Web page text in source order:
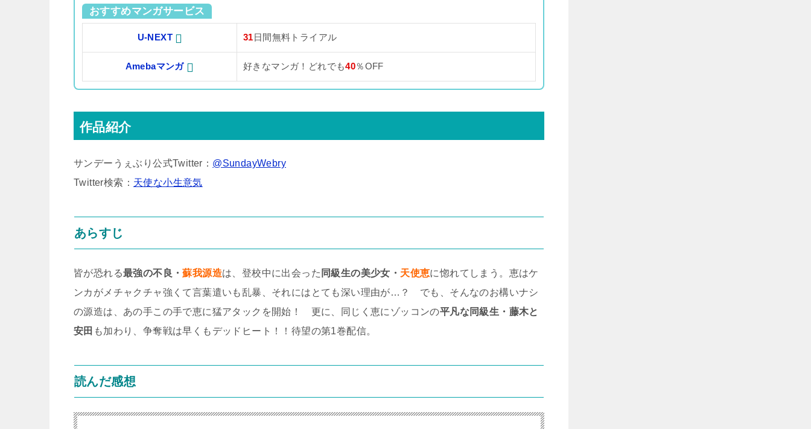
おすすめマンガサービス
U-NEXT 31日間無料トライアル
Amebaマンガ 好きなマンガ！どれでも40％OFF
作品紹介
サンデーうぇぶり公式Twitter： @SundayWebry
Twitter検索： 天使な小生意気
あらすじ
皆が恐れる最強の不良・蘇我源造は、登校中に出会った 同級生の美少女・ 天使恵に惚れてしまう。恵はケ
ンカがメチャクチャ強くて言葉遣いも乱暴、それにはとても深い理由が…？ でも、そんなのお構いナシ
の源造は、あの手この手で恵に猛アタックを開始！ 更に、同じく恵にゾッコンの平凡な同級生・藤木と
安田 も加わり、争奪戦は早くもデッドヒート！！待望の第1巻配信。
読んだ感想